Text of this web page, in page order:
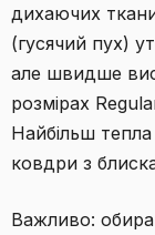
дихаючих
(гусячий пух)
але швидше
розмірах
Найбільш
ковдри з
Важливо: